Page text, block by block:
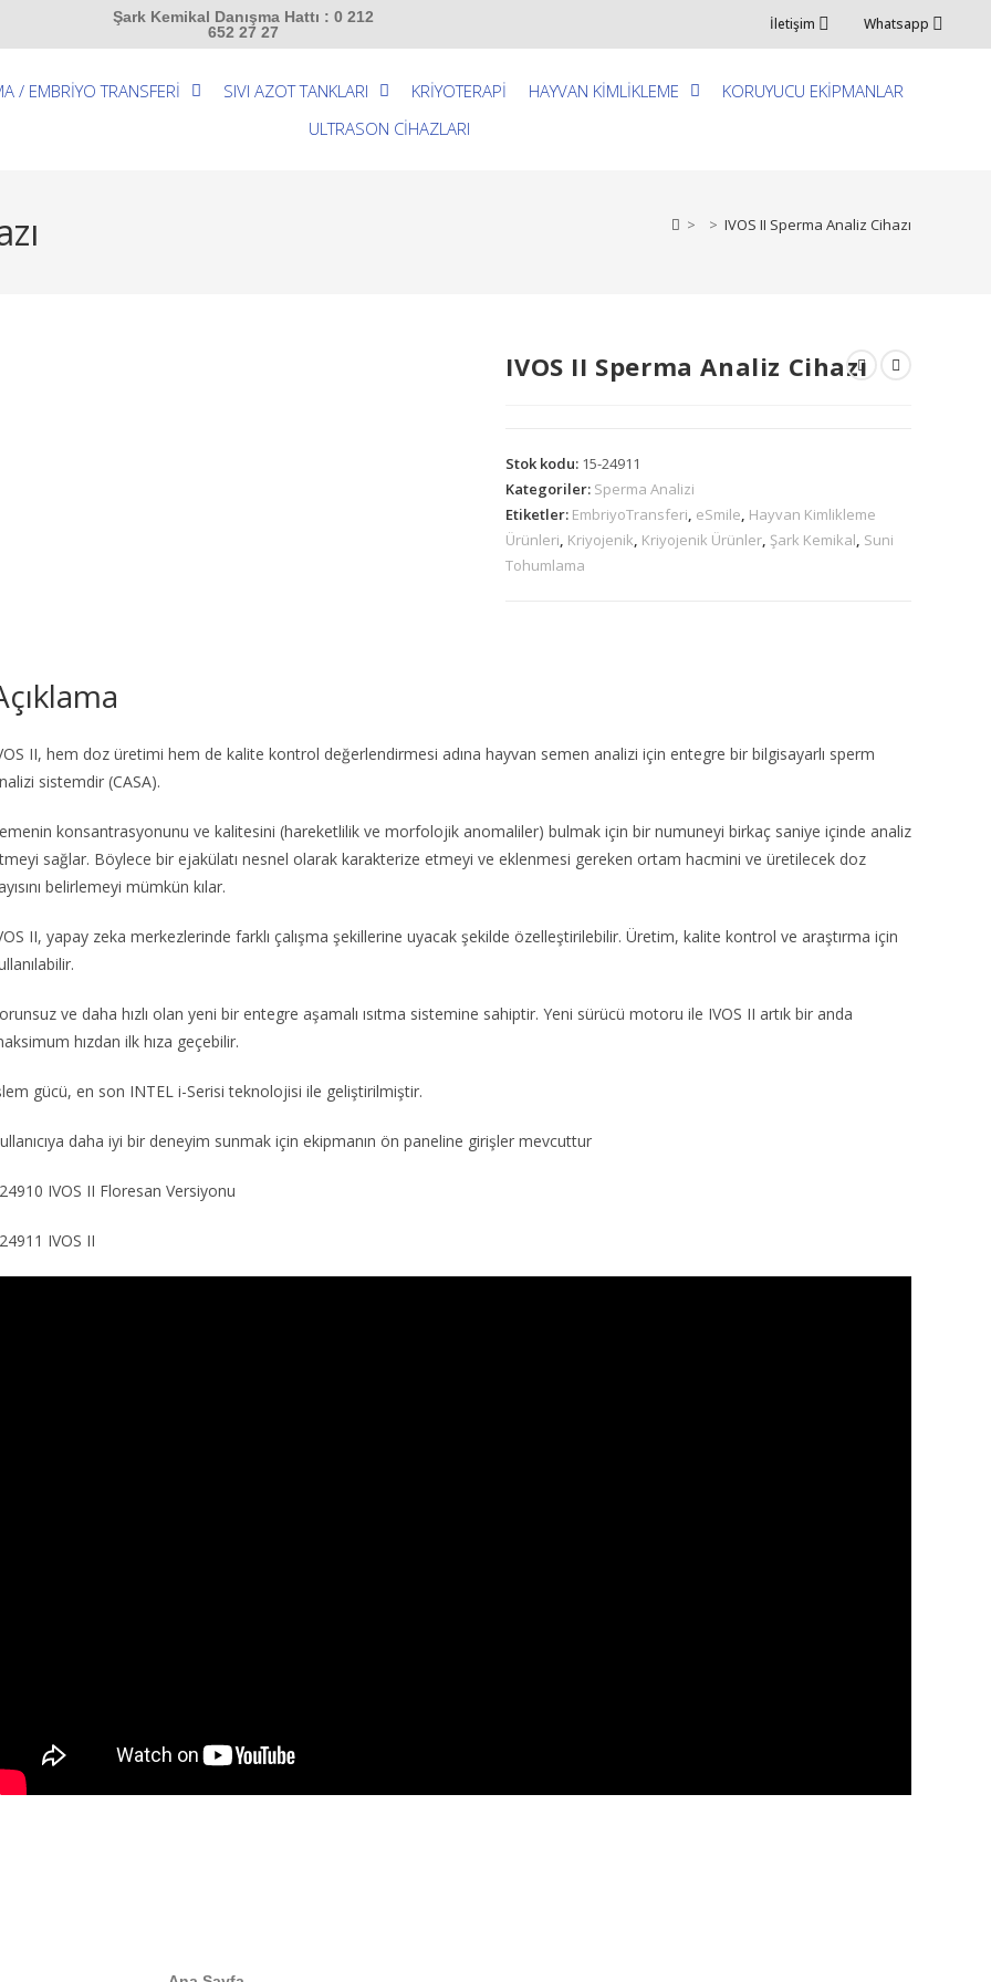
Şark Kemikal Danışma Hattı : 0 212
652 27 27
İletişim Whatsapp
/ EMBRİYO TRANSFERİ SIVI AZOT TANKLARI KRİYOTERAPİ HAYVAN KİMLİKLEME
KORUYUCU EKİPMANLAR
ULTRASON CİHAZLARI
> > IVOS II Sperma Analiz Cihazı
IVOS II Sperma Analiz Cihazı
Stok kodu: 15-24911
Kategoriler: Sperma Analizi
Etiketler: EmbriyoTransferi, eSmile, Hayvan Kimlikleme
Ürünleri, Kriyojenik, Kriyojenik Ürünler, Şark Kemikal, Suni
Tohumlama
II, hem doz üretimi hem de kalite kontrol değerlendirmesi adına hayvan semen analizi için entegre bir bilgisayarlı sperm
sistemdir (CASA).
konsantrasyonunu ve kalitesini (hareketlilik ve morfolojik anomaliler) bulmak için bir numuneyi birkaç saniye içinde analiz
sağlar. Böylece bir ejakülatı nesnel olarak karakterize etmeyi ve eklenmesi gereken ortam hacmini ve üretilecek doz
belirlemeyi mümkün kılar.
II, yapay zeka merkezlerinde farklı çalışma şekillerine uyacak şekilde özelleştirilebilir. Üretim, kalite kontrol ve araştırma için
ve daha hızlı olan yeni bir entegre aşamalı ısıtma sistemine sahiptir. Yeni sürücü motoru ile IVOS II artık bir anda
hızdan ilk hıza geçebilir.
gücü, en son INTEL i-Serisi teknolojisi ile geliştirilmiştir.
daha iyi bir deneyim sunmak için ekipmanın ön paneline girişler mevcuttur
IVOS II Floresan Versiyonu
IVOS II